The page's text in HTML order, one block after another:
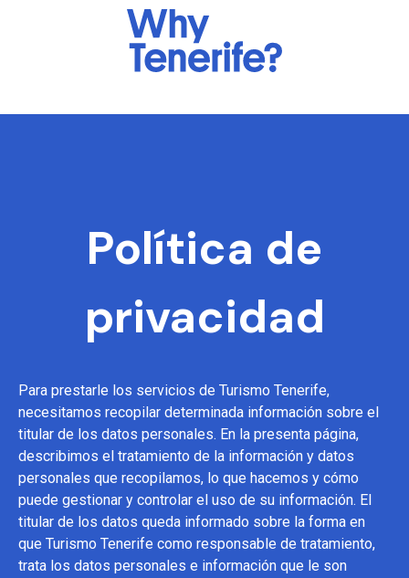
Política de
privacidad
Para prestarle los servicios de Turismo Tenerife,
necesitamos recopilar determinada información sobre el
titular de los datos personales. En la presenta página,
describimos el tratamiento de la información y datos
personales que recopilamos, lo que hacemos y cómo
puede gestionar y controlar el uso de su información. El
titular de los datos queda informado sobre la forma en
que Turismo Tenerife como responsable de tratamiento,
trata los datos personales e información que le son